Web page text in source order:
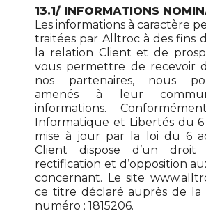
13.1/ INFORMATIONS
Les informations à caractère
traitées par Alltroc à des fins
la relation Client et de
vous permettre de recevoir
nos partenaires, nous
amenés à leur
informations.
Informatique et Libertés du 6
mise à jour par la loi du 6
Client dispose d’un droit
rectification et d’opposition
concernant. Le site
ce titre déclaré auprès de la
numéro : 1815206.